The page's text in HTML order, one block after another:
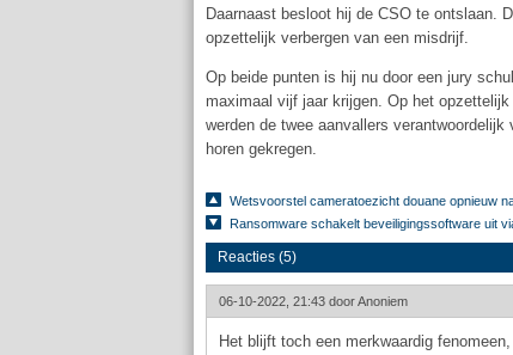
Daarnaast besloot hij de CSO te ontslaan.
opzettelijk verbergen van een misdrijf.
Op beide punten is hij nu door een jury
maximaal vijf jaar krijgen. Op het
werden de twee aanvallers
horen gekregen.
Wetsvoorstel cameratoezicht douane opnieuw
Ransomware schakelt beveiligingssoftware uit
Reacties (5)
06-10-2022, 21:43 doorAnoniem
Het blijft toch een merkwaardig